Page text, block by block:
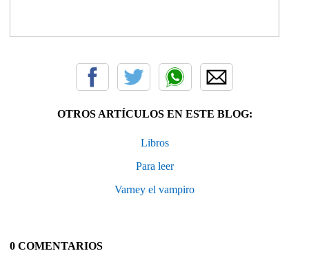
OTROS ARTÍCULOS EN ESTE BLOG:
Libros
Para leer
Varney el vampiro
0 COMENTARIOS